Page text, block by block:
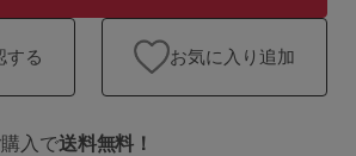
する お気に入り追加
入で送料無料！